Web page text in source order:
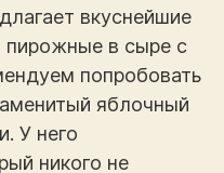
вкуснейшие
пирожные в сыре с
попробовать
яблочный
У него
никого не